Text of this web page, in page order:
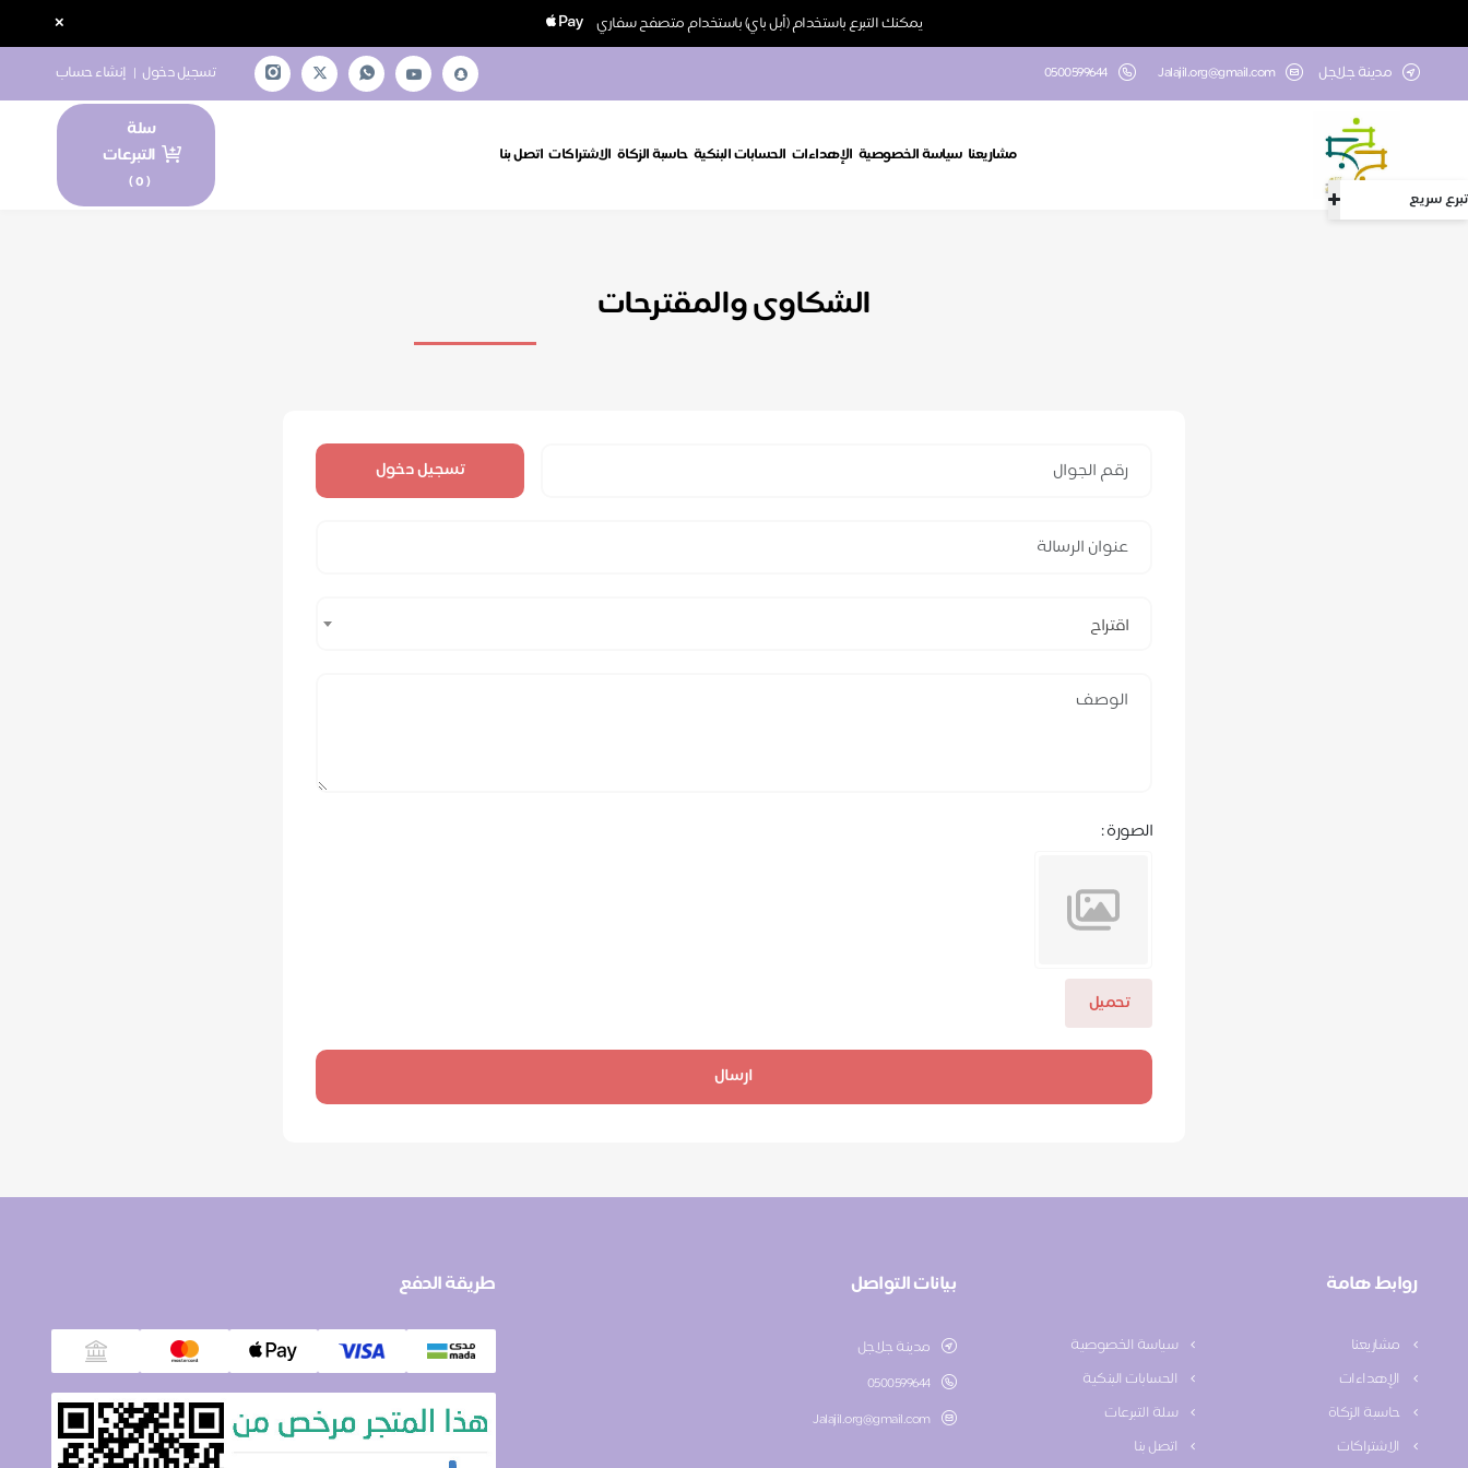
يمكنك التبرع باستخدام (أبل باي) باستخدام متصفح سفاري ×
تبرع سريع
مدينة جلاجل Jalajil.org@gmail.com
0500599644 تسجيل دخول | إنشاء حساب
مشاريعنا سياسة الخصوصية الإهداءات الحسابات البنكية حاسبة الزكاة الاشتراكات اتصل بنا
سلة
التبرعات
(
0
)
الشكاوى والمقترحات
تسجيل دخول
اقتراح
الصورة :
تحميل
ارسال
روابط هامة
مشاريعنا
سياسة الخصوصية
الإهداءات
الحسابات البنكية
حاسبة الزكاة
سلة التبرعات
الاشتراكات
اتصل بنا
بيانات التواصل
مدينة جلاجل
0500599644
Jalajil.org@gmail.com
طريقة الدفع